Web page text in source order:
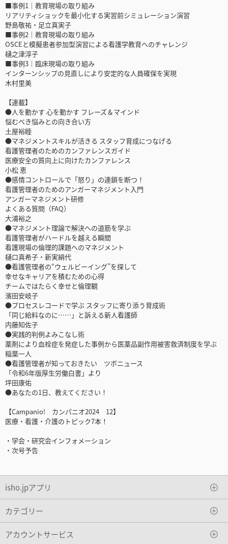
■事例1｜教育現場の取り組み
リアリティショックを最小化する実習前シミュレーション演習
野島敬祐・足立真実子
■事例2｜教育現場の取り組み
OSCEと模擬患者参加型演習による看護学教育へのチャレンジ
樋之津淳子
■事例3｜臨床現場の取り組み
インターンシップの見直しにより安定的な人員確保を実現
木村里美
【連載】
●人を動かす 心を動かす フレーズ＆マインド
悩むべき悩みとの向き合い方
土屋裕睦
●マネジメントスキルが活きる スタッフ育成につなげる
看護管理者のためのカンファレンスガイド
医療安全の質向上に向けたカンファレンス
小松 恵
●感情コントロールで「怒り」の連鎖を断つ！
看護管理者のためのアンガーマネジメント入門
アンガーマネジメント研修
よくある質問（FAQ）
大浦裕之
●マネジメント理論で解決への道筋を学ぶ
看護管理者がハードルを越える瞬間
看護現場の倫理的課題へのマネジメント
樋口真希子・新実絹代
●看護管理者の“ウェルビーイング”を探して
幸せなキャリアを積むための心得
チームではたらく幸せと倫理観
濱田安岐子
●プロセスレコードで学ぶ スタッフに寄り添う育成術
「同じ給料なのに……」と訴える新人看護師
内藤知佐子
●実践的判例よみこなし術
薬剤により血栓症を発症した事例から医薬品副作用被害救済制度を学ぶ
稲葉一人
●看護管理者が知っておきたい ツボニュース
「令和6年版厚生労働白書」より
坪田康佑
●あなたの1日、教えてください！
【Campanio! カンパニオ2024 12】
医療・看護・介護のトピック7本！
・学会・研究会インフォメーション
・次号予告
isho.jpアプリ
カテゴリー
アカウントサービス